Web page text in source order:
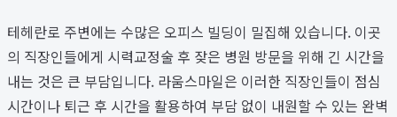
테헤란로 주변에는 수많은 오피스 빌딩이 밀집해 있습니다. 이곳
의 직장인들에게 시력교정술 후 잦은 병원 방문을 위해 긴 시간을
내는 것은 큰 부담입니다. 라움스마일은 이러한 직장인들이 점심
시간이나 퇴근 후 시간을 활용하여 부담 없이 내원할 수 있는 완벽